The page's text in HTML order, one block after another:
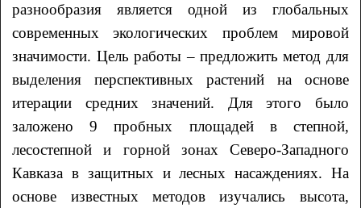
разнообразия является одной из глобальных
современных экологических проблем мировой
значимости. Цель работы – предложить метод для
выделения перспективных растений на основе
итерации средних значений. Для этого было
заложено 9 пробных площадей в степной,
лесостепной и горной зонах Северо-Западного
Кавказа в защитных и лесных насаждениях. На
основе известных методов изучались высота,